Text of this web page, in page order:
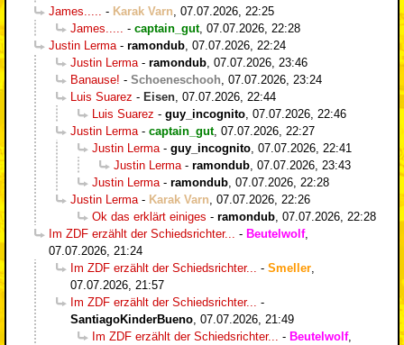
James.....
- Karak Varn 07.07.2026, 22:25
James.....
- captain_gut, 07.07.2026, 22:28
Justin Lerma - ramondub 07.07.2026, 22:24
Justin Lerma - ramondub 07.07.2026, 23:46
Banause! - Schoeneschooh 07.07.2026, 23:24
Luis Suarez - Eisen 07.07.2026, 22:44
Luis Suarez - guy_incognito 07.07.2026, 22:46
Justin Lerma - captain_gut, 07.07.2026, 22:27
Justin Lerma - guy_incognito 07.07.2026, 22:41
Justin Lerma - ramondub 07.07.2026, 23:43
Justin Lerma - ramondub 07.07.2026, 22:28
Justin Lerma - Karak Varn 07.07.2026, 22:26
Ok das erklärt einiges - ramondub 07.07.2026, 22:28
Im ZDF erzählt der Schiedsrichter...
- Beutelwolf,
07.07.2026, 21:24
Im ZDF erzählt der Schiedsrichter...
- Smeller
07.07.2026, 21:57
Im ZDF erzählt der Schiedsrichter...
-
SantiagoKinderBueno 07.07.2026, 21:49
Im ZDF erzählt der Schiedsrichter...
- Beutelwolf,